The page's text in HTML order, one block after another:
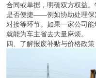
合同或单据，明确双方权益
是否便捷——例如协助处理保
对接等环节。如果一家公司
就能为车主省去大量麻烦。
四、了解报废补贴与价格政策